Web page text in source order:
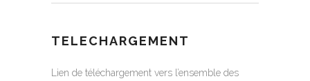
TELECHARGEMENT
Lien de téléchargement vers l’ensemble des